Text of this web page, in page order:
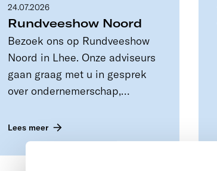
24.07.2026
Rundveeshow Noord
Bezoek ons op Rundveeshow
Noord in Lhee. Onze adviseurs
gaan graag met u in gesprek
over ondernemerschap,
toekomst van uw bedrijf.
Lees meer